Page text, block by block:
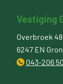
Vestiging
Overbroek 48
6247 EN
043-206